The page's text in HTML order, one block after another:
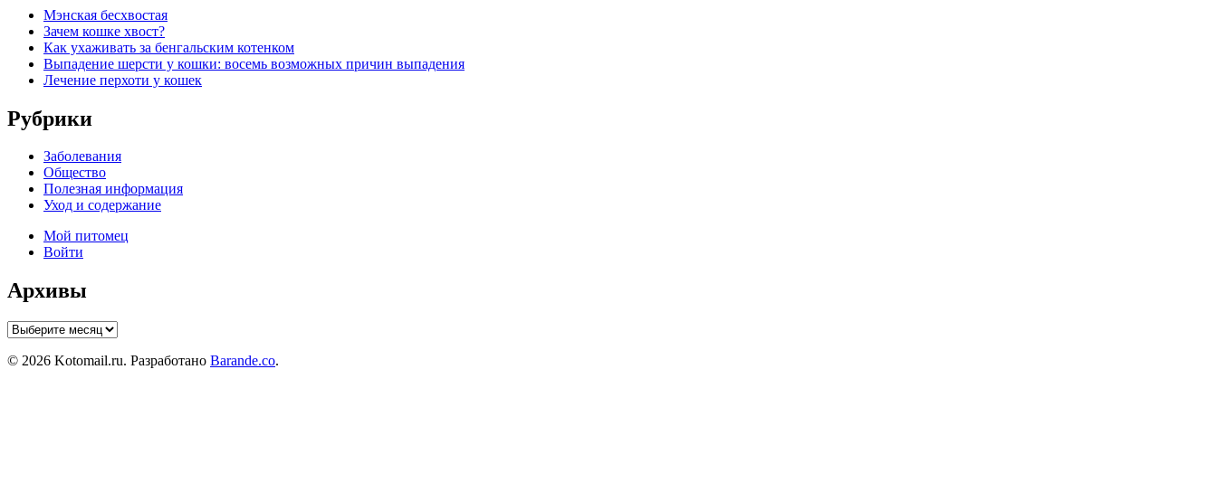
Мэнская бесхвостая
Зачем кошке хвост?
Как ухаживать за бенгальским котенком
Выпадение шерсти у кошки: восемь возможных причин выпадения
Лечение перхоти у кошек
Рубрики
Заболевания
Общество
Полезная информация
Уход и содержание
Мой питомец
Войти
Архивы
Архивы
© 2026 Kotomail.ru. Разработано Barande.co.